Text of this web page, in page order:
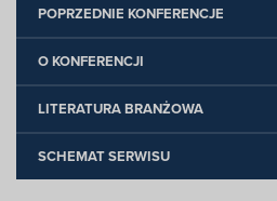
POPRZEDNIE KONFERENCJE
O KONFERENCJI
LITERATURA BRANŻOWA
SCHEMAT SERWISU